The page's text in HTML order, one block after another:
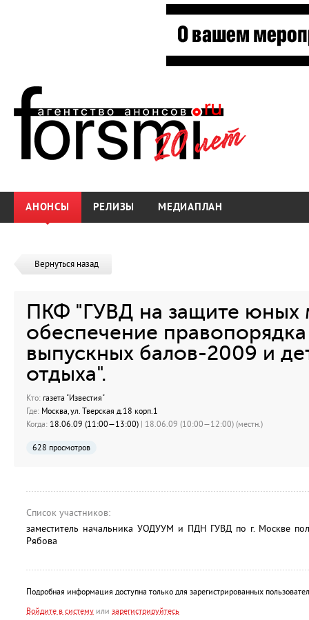
АНОНСЫ РЕЛИЗЫ МЕДИАПЛАН
Вернуться назад
ПКФ "ГУВД на защите юных
обеспечение
выпускных балов-2009 и
отдыха".
Кто: газета "Известия"
Где: Москва, ул. Тверская д.18 корп.1
Когда: 18.06.09 (11:00—13:00) | 18.06.09 (10:00—12:00) (местн.)
628 просмотров
Список участников:
заместитель начальника УОДУУМ и ПДН ГУВД по г. Москве
Рябова
Подробная информация доступна только для зарегистрированных
Войдите в систему или зарегистрируйтесь